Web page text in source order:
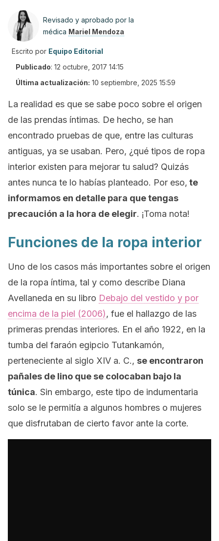
Revisado y aprobado por la
médica Mariel Mendoza
Escrito por Equipo Editorial
Publicado: 12 octubre, 2017 14:15
Última actualización: 10 septiembre, 2025 15:59
La realidad es que se sabe poco sobre el origen
de las prendas íntimas. De hecho, se han
encontrado pruebas de que, entre las culturas
antiguas, ya se usaban. Pero, ¿qué tipos de ropa
interior existen para mejorar tu salud? Quizás
antes nunca te lo habías planteado. Por eso, te
informamos en detalle para que tengas
precaución a la hora de elegir. ¡Toma nota!
Funciones de la ropa interior
Uno de los casos más importantes sobre el origen
de la ropa íntima, tal y como describe Diana
Avellaneda en su libro Debajo del vestido y por
encima de la piel (2006), fue el hallazgo de las
primeras prendas interiores. En el año 1922, en la
tumba del faraón egipcio Tutankamón,
perteneciente al siglo XIV a. C., se encontraron
pañales de lino que se colocaban bajo la
túnica. Sin embargo, este tipo de indumentaria
solo se le permitía a algunos hombres o mujeres
que disfrutaban de cierto favor ante la corte.